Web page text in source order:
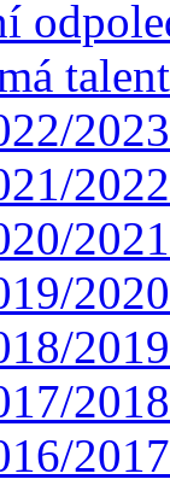
talent
2023
2022
2021
2020
2019
2018
2017